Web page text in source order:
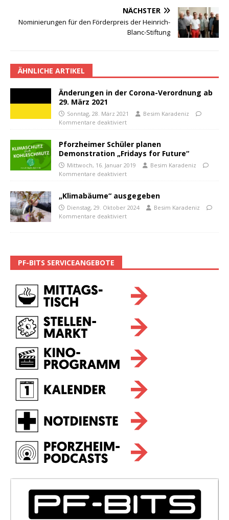
NÄCHSTER
Nominierungen für den Förderpreis der Heinrich-
Blanc-Stiftung
ÄHNLICHE ARTIKEL
Änderungen in der Corona-Verordnung ab
29. März 2021
Sonntag, 28. März 2021
Besim Karadeniz
Kommentare deaktiviert
Pforzheimer Schüler planen
Demonstration „Fridays for Future“
Mittwoch, 16. Januar 2019
Besim Karadeniz
Kommentare deaktiviert
„Klimabäume“ ausgegeben
Dienstag, 29. Oktober 2024
Besim Karadeniz
Kommentare deaktiviert
PF-BITS SERVICEANGEBOTE